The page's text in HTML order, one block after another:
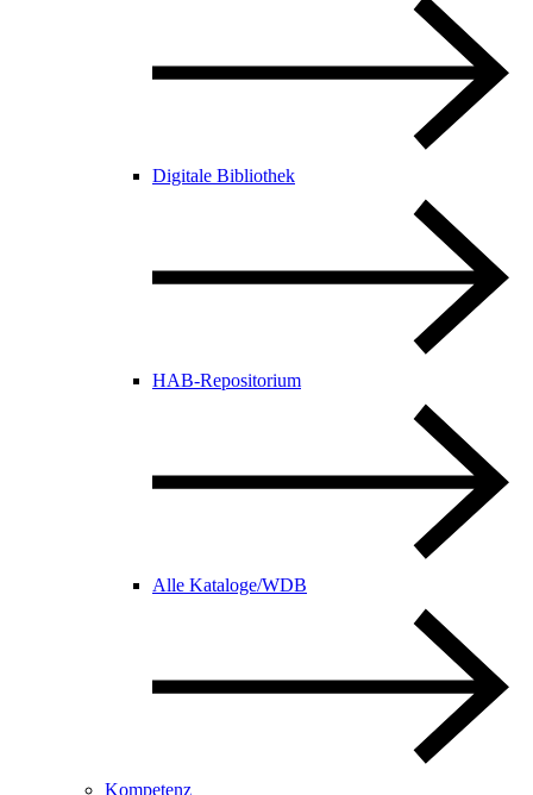
Digitale Bibliothek
HAB-Repositorium
Alle Kataloge/WDB
Kompetenz